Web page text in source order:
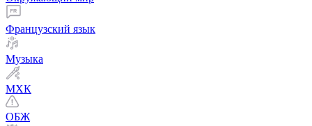
Французский язык
Музыка
МХК
ОБЖ